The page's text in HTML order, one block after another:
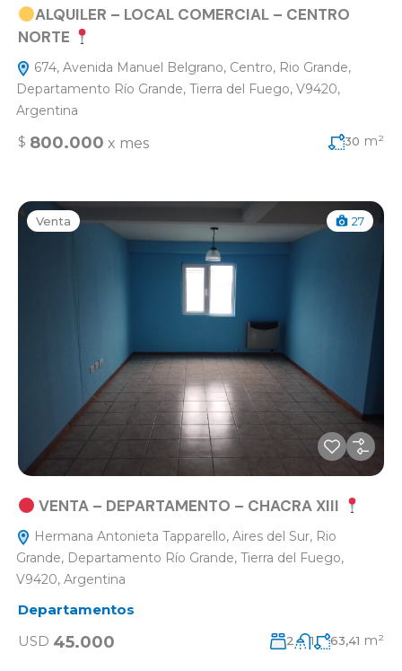
ALQUILER – LOCAL COMERCIAL – CENTRO
NORTE
674, Avenida Manuel Belgrano, Centro, Rio Grande,
Departamento Río Grande, Tierra del Fuego, V9420,
Argentina
$ 800.000 x mes 30 m²
Venta 27
VENTA – DEPARTAMENTO – CHACRA XIII
Hermana Antonieta Tapparello, Aires del Sur, Rio
Grande, Departamento Río Grande, Tierra del Fuego,
V9420, Argentina
Departamentos
USD 45.000 2 1 63,41 m²